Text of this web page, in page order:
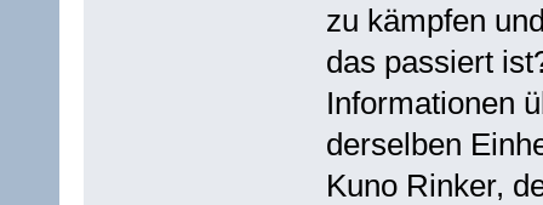
zu kämpfen
das passiert
Informationen
derselben
Kuno Rinker,